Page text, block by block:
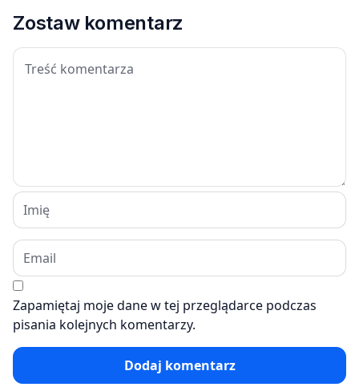
Zostaw komentarz
Zapamiętaj moje dane w tej przeglądarce podczas
pisania kolejnych komentarzy.
Dodaj komentarz